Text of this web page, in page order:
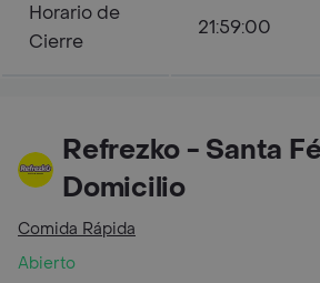
Horario de
Cierre
21:59:00
Refrezko - Santa
Domicilio
Comida Rápida
Abierto